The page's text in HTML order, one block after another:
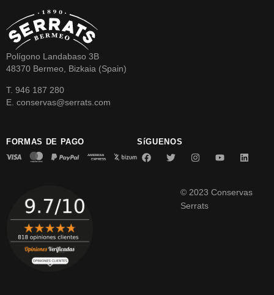
Polígono Landabaso 3B
48370 Bermeo, Bizkaia (Spain)
T. 946 187 280
E. conservas@serrats.com
FORMAS DE PAGO SíGUENOS
© 2023 Conservas
Serrats